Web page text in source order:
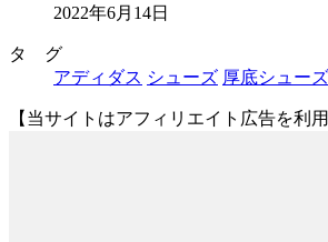
2022年6月14日
タ グ
アディダス シューズ 厚底シューズ
【当サイトはアフィリエイト広告を利